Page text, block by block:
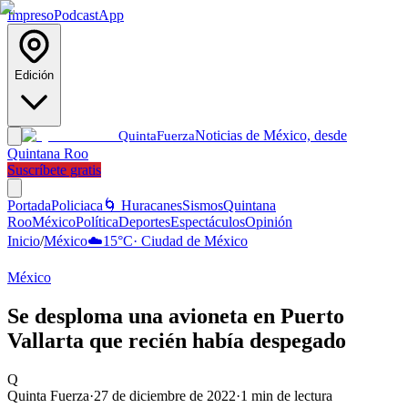
ImpresoPodcastApp
Edición
QuintaFuerzaNoticias de México, desde
Quintana Roo
Suscríbete gratis
PortadaPoliciaca 🌀 HuracanesSismosQuintana
RooMéxicoPolíticaDeportesEspectáculosOpinión
Inicio/México☁️15°C· Ciudad de México
México
Se desploma una avioneta en Puerto
Vallarta que recién había despegado
Q
Quinta Fuerza·27 de diciembre de 2022·1 min de lectura